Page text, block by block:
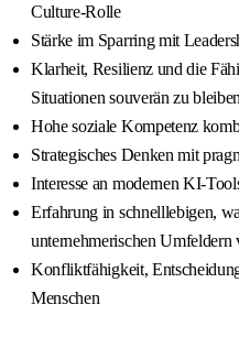
Culture-Rolle
Stärke im Sparring mit
Klarheit, Resilienz und die
Situationen souverän zu bleiben
Hohe soziale Kompetenz
Strategisches Denken mit
Interesse an modernen KI-
Erfahrung in schnelllebigen,
unternehmerischen Umfeldern
Konfliktfähigkeit,
Menschen